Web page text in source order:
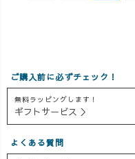
ご購入前に必ずチェック！
無料ラッピングします！
ギフトサービス ＞
よくある質問